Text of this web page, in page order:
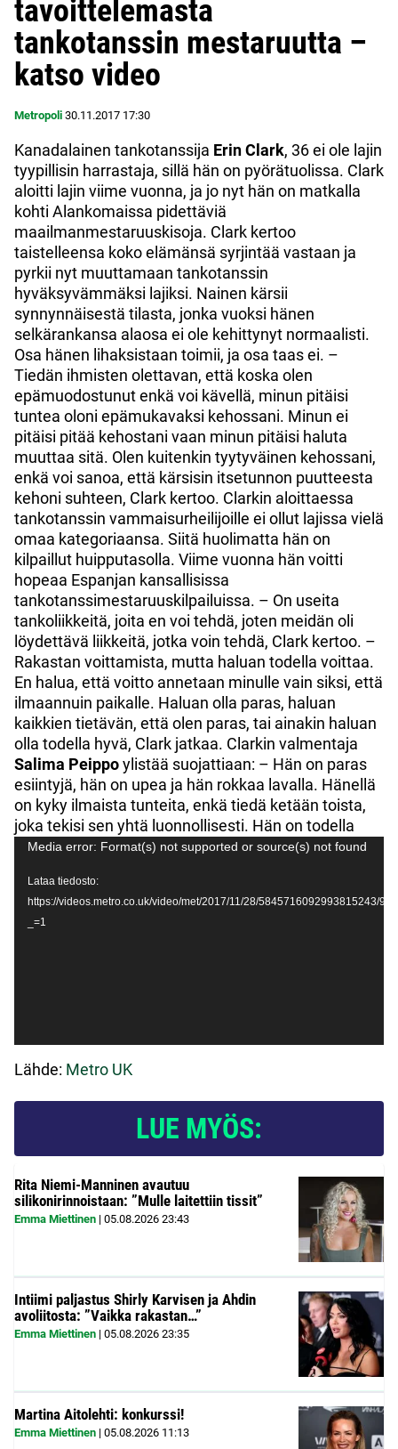
tavoittelemasta
tankotanssin mestaruutta –
katso video
Metropoli 30.11.2017 17:30
Kanadalainen tankotanssija Erin Clark, 36 ei ole lajin
tyypillisin harrastaja, sillä hän on pyörätuolissa. Clark
aloitti lajin viime vuonna, ja jo nyt hän on matkalla
kohti Alankomaissa pidettäviä
maailmanmestaruuskisoja. Clark kertoo
taistelleensa koko elämänsä syrjintää vastaan ja
pyrkii nyt muuttamaan tankotanssin
hyväksyvämmäksi lajiksi. Nainen kärsii
synnynnäisestä tilasta, jonka vuoksi hänen
selkärankansa alaosa ei ole kehittynyt normaalisti.
Osa hänen lihaksistaan toimii, ja osa taas ei. –
Tiedän ihmisten olettavan, että koska olen
epämuodostunut enkä voi kävellä, minun pitäisi
tuntea oloni epämukavaksi kehossani. Minun ei
pitäisi pitää kehostani vaan minun pitäisi haluta
muuttaa sitä. Olen kuitenkin tyytyväinen kehossani,
enkä voi sanoa, että kärsisin itsetunnon puutteesta
kehoni suhteen, Clark kertoo. Clarkin aloittaessa
tankotanssin vammaisurheilijoille ei ollut lajissa vielä
omaa kategoriaansa. Siitä huolimatta hän on
kilpaillut huipputasolla. Viime vuonna hän voitti
hopeaa Espanjan kansallisissa
tankotanssimestaruuskilpailuissa. – On useita
tankoliikkeitä, joita en voi tehdä, joten meidän oli
löydettävä liikkeitä, jotka voin tehdä, Clark kertoo. –
Rakastan voittamista, mutta haluan todella voittaa.
En halua, että voitto annetaan minulle vain siksi, että
ilmaannuin paikalle. Haluan olla paras, haluan
kaikkien tietävän, että olen paras, tai ainakin haluan
olla todella hyvä, Clark jatkaa. Clarkin valmentaja
Salima Peippoylistää suojattiaan: – Hän on paras
esiintyjä, hän on upea ja hän rokkaa lavalla. Hänellä
on kyky ilmaista tunteita, enkä tiedä ketään toista,
joka tekisi sen yhtä luonnollisesti. Hän on todella
hyvä, loistava esiintyjä.
Videotoistin
Media error: Format(s) not supported or source(s) not found
Lataa tiedosto:
https://videos.metro.co.uk/video/met/2017/11/28/5845716092993815243/
_=1
Lähde: Metro UK
LUE MYÖS:
Rita Niemi-Manninen avautuu
silikonirinnoistaan: ”Mulle laitettiin tissit”
Emma Miettinen | 05.08.2026 23:43
Intiimi paljastus Shirly Karvisen ja Ahdin
avoliitosta: ”Vaikka rakastan…”
Emma Miettinen | 05.08.2026 23:35
Martina Aitolehti: konkurssi!
Emma Miettinen | 05.08.2026 11:13